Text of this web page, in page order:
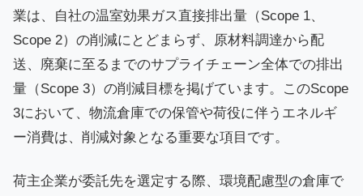
業は、自社の温室効果ガス直接排出量（Scope 1、
Scope 2）の削減にとどまらず、原材料調達から配
送、廃棄に至るまでのサプライチェーン全体での排出
量（Scope 3）の削減目標を掲げています。このScope
3において、物流倉庫での保管や荷役に伴うエネルギ
ー消費は、削減対象となる重要な項目です。
荷主企業が委託先を選定する際、環境配慮型の倉庫で